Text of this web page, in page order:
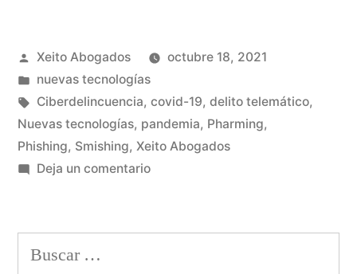
Publicado
por
Xeito Abogados
octubre 18, 2021
Publicado
en
nuevas tecnologías
Etiquetas:
Ciberdelincuencia, covid-19, delito telemático,
Nuevas tecnologías, pandemia, Pharming,
Phishing, Smishing, Xeito Abogados
Deja un comentarioen
diferentes
Buscar: